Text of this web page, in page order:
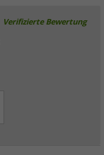
Verifizierte Bewertung